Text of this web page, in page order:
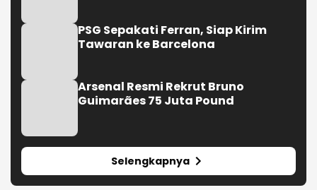
PSG Sepakati Ferran, Siap Kirim
Tawaran ke Barcelona
Arsenal Resmi Rekrut Bruno
Guimarães 75 Juta Pound
Selengkapnya